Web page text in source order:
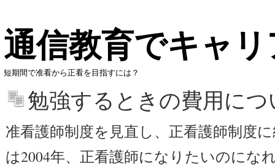
通信教育でキャ
短期間で准看から正看を目指すには？
勉強するときの費用につ
准看護師制度を見直し、正看護師制度
は2004年、正看護師になりたいのにな